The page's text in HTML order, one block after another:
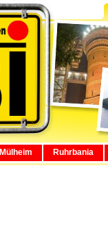
Mülheim Ruhrbania